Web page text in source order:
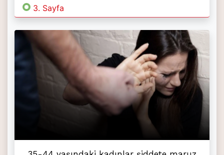
3. Sayfa